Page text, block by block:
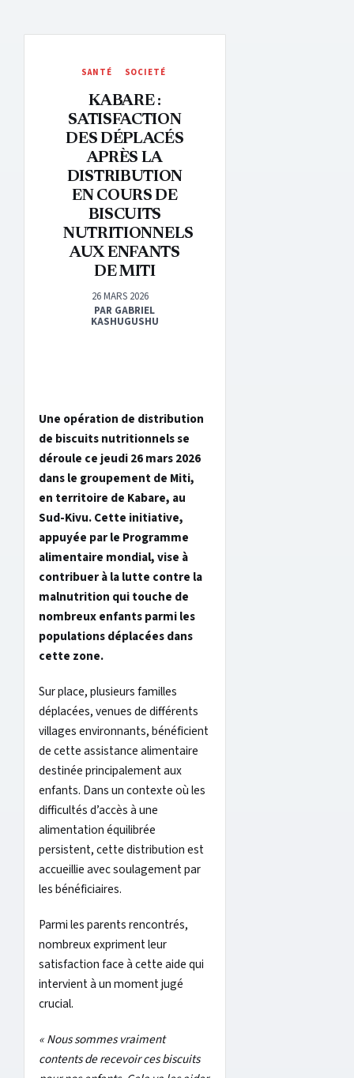
SANTÉ SOCIETÉ
KABARE :
SATISFACTION
DES DÉPLACÉS
APRÈS LA
DISTRIBUTION
EN COURS DE
BISCUITS
NUTRITIONNELS
AUX ENFANTS
DE MITI
26 MARS 2026
PAR GABRIEL
KASHUGUSHU
Une opération de distribution
de biscuits nutritionnels se
déroule ce jeudi 26 mars 2026
dans le groupement de Miti,
en territoire de Kabare, au
Sud-Kivu. Cette initiative,
appuyée par le Programme
alimentaire mondial, vise à
contribuer à la lutte contre la
malnutrition qui touche de
nombreux enfants parmi les
populations déplacées dans
cette zone.
Sur place, plusieurs familles
déplacées, venues de différents
villages environnants, bénéficient
de cette assistance alimentaire
destinée principalement aux
enfants. Dans un contexte où les
difficultés d’accès à une
alimentation équilibrée
persistent, cette distribution est
accueillie avec soulagement par
les bénéficiaires.
Parmi les parents rencontrés,
nombreux expriment leur
satisfaction face à cette aide qui
intervient à un moment jugé
crucial.
« Nous sommes vraiment
contents de recevoir ces biscuits